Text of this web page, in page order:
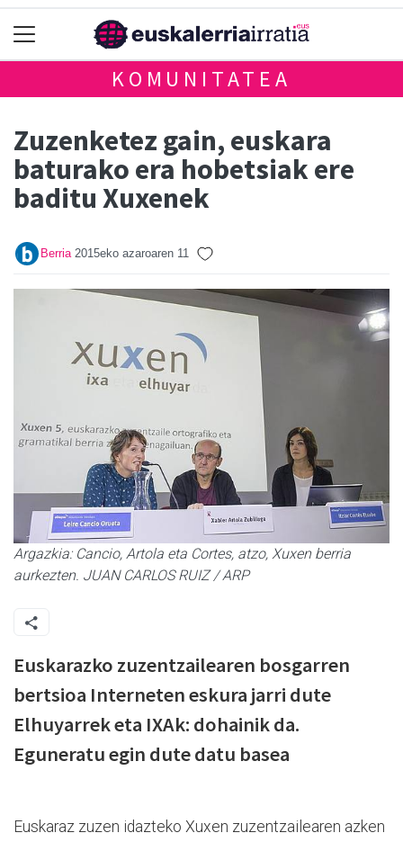
KOMUNITATEA
Zuzenketez gain, euskara
baturako era hobetsiak ere
baditu Xuxenek
Berria 2015eko azaroaren 11
Argazkia: Cancio, Artola eta Cortes, atzo, Xuxen berria
aurkezten. JUAN CARLOS RUIZ / ARP
Euskarazko zuzentzailearen bosgarren
bertsioa Interneten eskura jarri dute
Elhuyarrek eta IXAk: dohainik da.
Eguneratu egin dute datu basea
Euskaraz zuzen idazteko Xuxen zuzentzailearen azken